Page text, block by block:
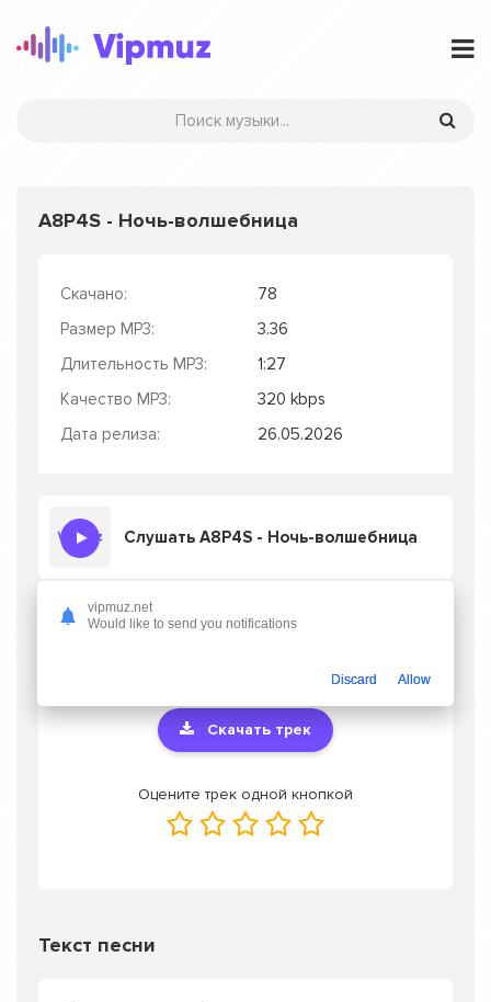
A8P4S - Ночь-волшебница
Скачано:
78
Размер MP3:
3.36
Длительность MP3:
1:27
Качество MP3:
320 kbps
Дата релиза:
26.05.2026
Слушать A8P4S - Ночь-волшебница
Скачать песню A8P4S - Ночь-волшебница
Скачать трек
Оцените трек одной кнопкой
Текст песни
vipmuz.net
Would like to send you notifications
Discard Allow